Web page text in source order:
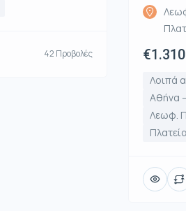
42 Προβολές
Λοιπά
Αθήνα
Λεωφ.